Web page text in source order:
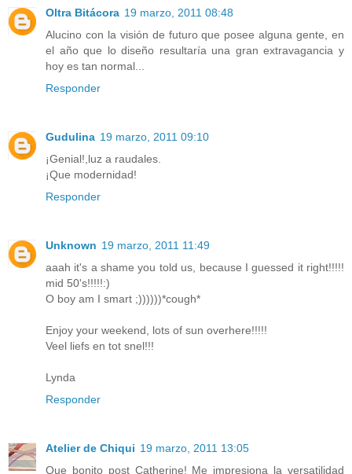
Oltra Bitácora 19 marzo, 2011 08:48
Alucino con la visión de futuro que posee alguna gente, en
el año que lo diseño resultaría una gran extravagancia y
hoy es tan normal...
Responder
Gudulina 19 marzo, 2011 09:10
¡Genial!,luz a raudales.
¡Que modernidad!
Responder
Unknown 19 marzo, 2011 11:49
aaah it's a shame you told us, because I guessed it right!!!!!
mid 50's!!!!!:)
O boy am I smart ;))))))*cough*
Enjoy your weekend, lots of sun overhere!!!!!
Veel liefs en tot snel!!!
Lynda
Responder
Atelier de Chiqui 19 marzo, 2011 13:05
Que bonito post Catherine! Me impresiona la versatilidad